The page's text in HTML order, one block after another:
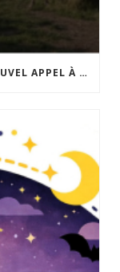
« INSPIRONS LE QUARTIER » : UN NOUVEL APPEL À PROJETS EST LANCÉ !